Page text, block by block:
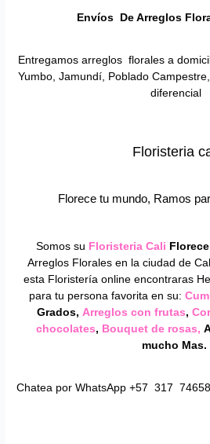
Envíos De Arreglos
Entregamos arreglos florales a
Yumbo, Jamundí, Poblado
diferencial
Floristeria
Florece tu mundo, Ramos
Somos su Floristeria Cali
Arreglos Florales en la ciudad de
esta Floristería online encontraras
para tu persona favorita en su:
Grados, Arreglos con frutas,
chocolates, Bouquet de rosas,
mucho Mas.
Chatea por WhatsApp +57 317